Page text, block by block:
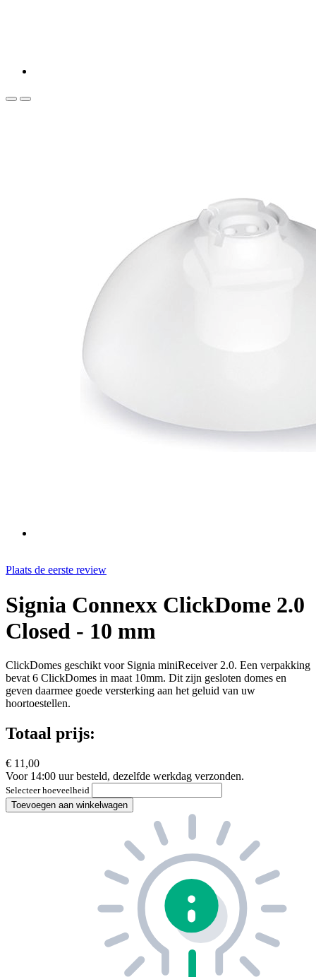
Plaats de eerste review
Signia Connexx ClickDome 2.0
Closed - 10 mm
ClickDomes geschikt voor Signia miniReceiver 2.0. Een verpakking
bevat 6 ClickDomes in maat 10mm. Dit zijn gesloten domes en
geven daarmee goede versterking aan het geluid van uw
hoortoestellen.
Totaal prijs:
€ 11,00
Voor 14:00 uur besteld, dezelfde werkdag verzonden.
Selecteer hoeveelheid
Toevoegen aan winkelwagen